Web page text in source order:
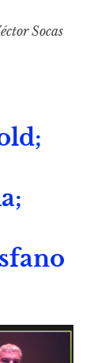
Socas